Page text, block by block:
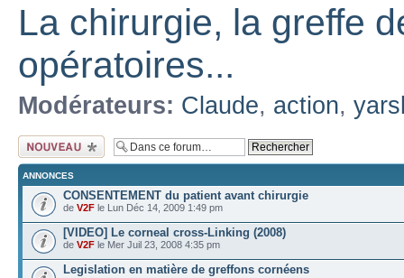
La chirurgie, la greffe
opératoires...
Modérateurs: Claude, action,
Ecrire un nouveau
sujet
ANNONCES
CONSENTEMENT du patient avant chirurgie
de V2F le Lun Déc 14, 2009 1:49 pm
[VIDEO] Le corneal cross-Linking (2008)
de V2F le Mer Juil 23, 2008 4:35 pm
Legislation en matière de greffons cornéens